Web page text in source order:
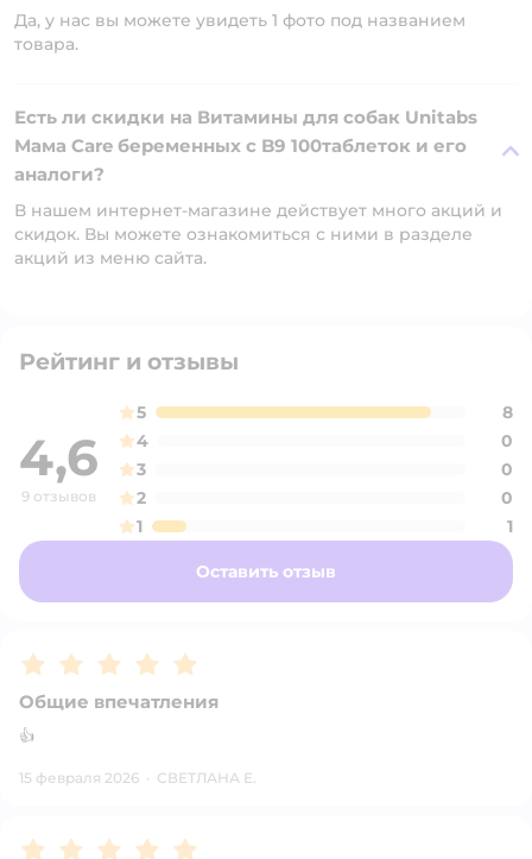
Да, у нас вы можете увидеть 1 фото под названием
товара.
Есть ли скидки на Витамины для собак Unitabs
Мама Care беременных c B9 100таблеток и его
аналоги?
В нашем интернет-магазине действует много акций и
скидок. Вы можете ознакомиться с ними в разделе
акций из меню сайта.
Рейтинг и отзывы
4,6
9 отзывов
5
8
4
0
3
0
2
0
1
1
Оставить отзыв
Рейтинг:5
Общие впечатления
👍
15 февраля 2026 · СВЕТЛАНА Е.
Рейтинг:5